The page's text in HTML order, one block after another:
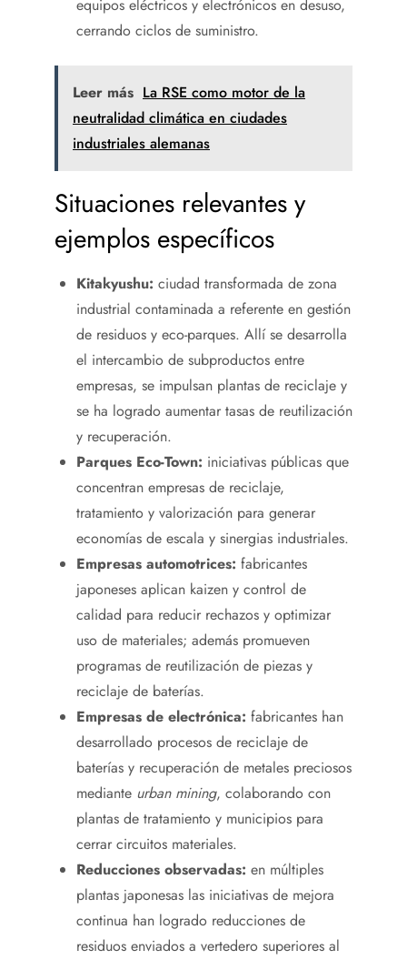
equipos eléctricos y electrónicos en desuso,
cerrando ciclos de suministro.
Leer más La RSE como motor de la
neutralidad climática en ciudades
industriales alemanas
Situaciones relevantes y
ejemplos específicos
Kitakyushu: ciudad transformada de zona
industrial contaminada a referente en gestión
de residuos y eco-parques. Allí se desarrolla
el intercambio de subproductos entre
empresas, se impulsan plantas de reciclaje y
se ha logrado aumentar tasas de reutilización
y recuperación.
Parques Eco-Town: iniciativas públicas que
concentran empresas de reciclaje,
tratamiento y valorización para generar
economías de escala y sinergias industriales.
Empresas automotrices: fabricantes
japoneses aplican kaizen y control de
calidad para reducir rechazos y optimizar
uso de materiales; además promueven
programas de reutilización de piezas y
reciclaje de baterías.
Empresas de electrónica: fabricantes han
desarrollado procesos de reciclaje de
baterías y recuperación de metales preciosos
mediante urban mining, colaborando con
plantas de tratamiento y municipios para
cerrar circuitos materiales.
Reducciones observadas: en múltiples
plantas japonesas las iniciativas de mejora
continua han logrado reducciones de
residuos enviados a vertedero superiores al